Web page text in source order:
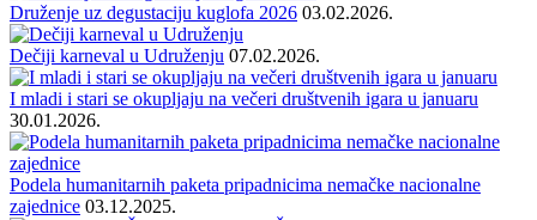
Druženje uz degustaciju kuglofa 2026 03.02.2026.
Dečiji karneval u Udruženju 07.02.2026.
I mladi i stari se okupljaju na večeri društvenih igara u januaru
30.01.2026.
Podela humanitarnih paketa pripadnicima nemačke nacionalne
zajednice 03.12.2025.